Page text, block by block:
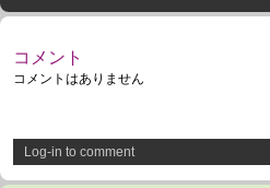
コメント
コメントはありません
Log-in to comment